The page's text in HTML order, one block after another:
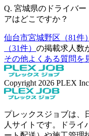
Q. 宮城県のドライバー
アはどこですか？
仙台市宮城野区（81件）
（31件） の掲載求人数
その他よくある質問を
Copyright 2026 PLEX
プレックスジョブは、
人サイトです。ドライ